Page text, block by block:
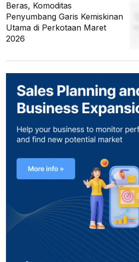
Beras, Komoditas
Penyumbang Garis Kemiskinan
Utama di Perkotaan Maret
2026